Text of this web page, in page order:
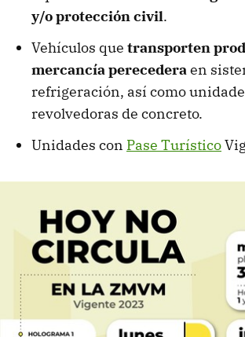
y/o protección civil.
Vehículos que transporten
mercancía perecederaen
refrigeración, así como
revolvedoras de concreto.
Unidades con Pase Turístico